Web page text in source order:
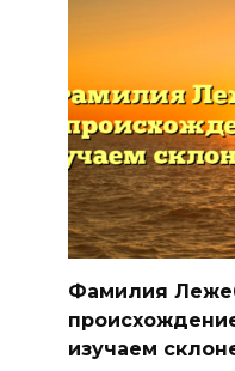
Фамилия
изучаем